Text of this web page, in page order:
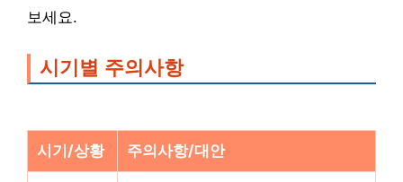
보세요.
시기별 주의사항
시기/상황 주의사항/대안